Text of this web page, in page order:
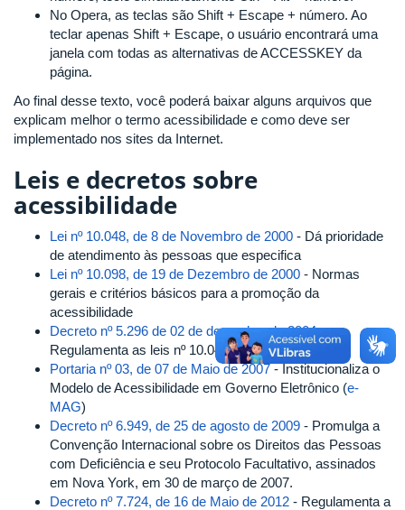
No Opera, as teclas são Shift + Escape + número. Ao
teclar apenas Shift + Escape, o usuário encontrará uma
janela com todas as alternativas de ACCESSKEY da
página.
Ao final desse texto, você poderá baixar alguns arquivos que
explicam melhor o termo acessibilidade e como deve ser
implementado nos sites da Internet.
Leis e decretos sobre
acessibilidade
Lei nº 10.048, de 8 de Novembro de 2000 - Dá prioridade
de atendimento às pessoas que especifica
Lei nº 10.098, de 19 de Dezembro de 2000 - Normas
gerais e critérios básicos para a promoção da
acessibilidade
Decreto nº 5.296 de 02 de dezembro de 2004-
Regulamenta as leis nº 10.048/2000 e 10.098/2000
Portaria nº 03, de 07 de Maio de 2007- Institucionaliza o
Modelo de Acessibilidade em Governo Eletrônico (e-
MAG)
Decreto nº 6.949, de 25 de agosto de 2009 - Promulga a
Convenção Internacional sobre os Direitos das Pessoas
com Deficiência e seu Protocolo Facultativo, assinados
em Nova York, em 30 de março de 2007.
Decreto nº 7.724, de 16 de Maio de 2012 - Regulamenta a